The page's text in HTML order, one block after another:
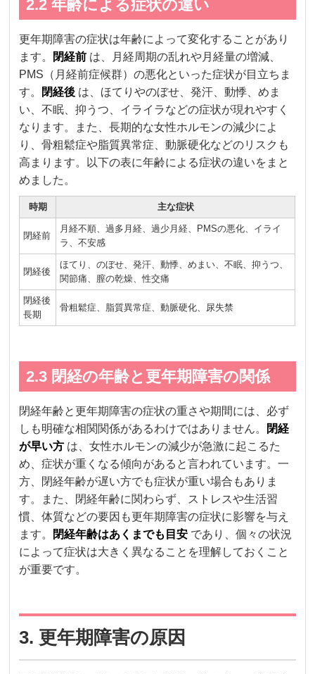
2.2 年齢による症状の違い
更年期障害の症状は年齢によって変化することがあり
ます。
閉経前 は、月経周期の乱れや月経量の増減、
PMS（月経前症候群）の悪化といった症状が目立ちま
す。
閉経後 は、ほてりやのぼせ、発汗、動悸、めま
い、不眠、抑うつ、イライラなどの症状が現れやすく
なります。また、長期的な女性ホルモンの減少によ
り、骨粗鬆症や脂質異常症、動脈硬化などのリスクも
高まります。以下の表に年齢による症状の違いをまと
めました。
時期 主な症状
閉経前
月経不順、過多月経、過少月経、PMSの悪化、イライ
ラ、不安感
閉経後
ほてり、のぼせ、発汗、動悸、めまい、不眠、抑うつ、
関節痛、膣の乾燥、性交痛
閉経後
長期
骨粗鬆症、脂質異常症、動脈硬化、尿失禁
2.3 閉経の年齢と更年期障害の関係
閉経年齢と更年期障害の症状の重さや期間には、必ず
しも明確な相関関係があるわけではありません。
閉経
が早い方 は、女性ホルモンの減少が急激に起こるた
め、症状が重くなる傾向があると言われています。一
方、閉経年齢が遅い方でも症状が重い場合もありま
す。また、閉経年齢に関わらず、ストレスや生活習
慣、体質などの要因も更年期障害の症状に影響を与え
ます。
閉経年齢はあくまでも目安 であり、個々の状況
によって症状は大きく異なることを理解しておくこと
が重要です。
3. 更年期障害の原因